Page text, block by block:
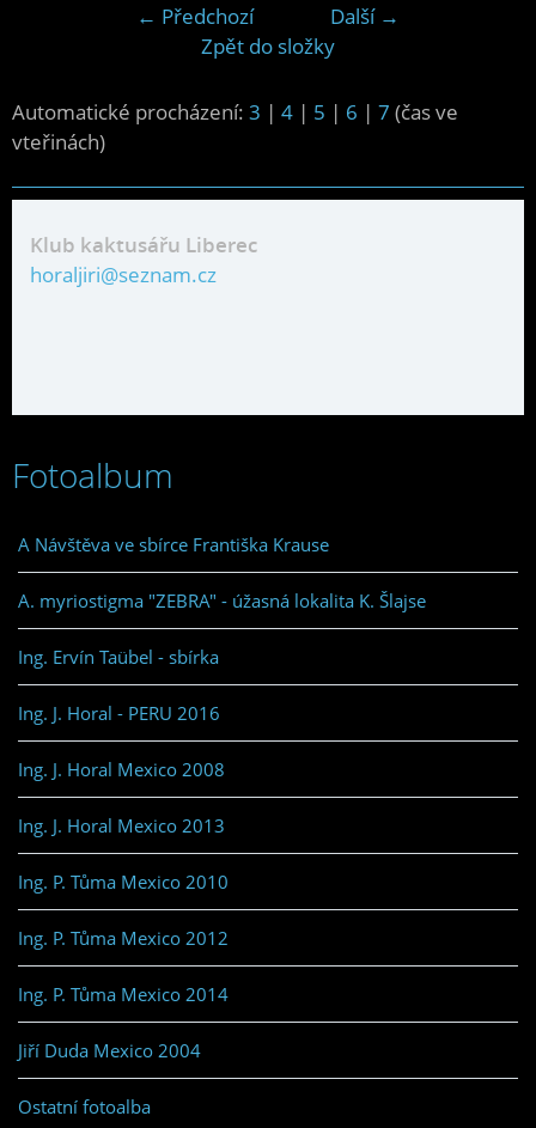
← Předchozí
Další →
Zpět do složky
Automatické procházení: 3 | 4 | 5 | 6 | 7 (čas ve
vteřinách)
Klub kaktusářu Liberec
horaljiri@seznam.cz
Fotoalbum
A Návštěva ve sbírce Františka Krause
A. myriostigma "ZEBRA" - úžasná lokalita K. Šlajse
Ing. Ervín Taübel - sbírka
Ing. J. Horal - PERU 2016
Ing. J. Horal Mexico 2008
Ing. J. Horal Mexico 2013
Ing. P. Tůma Mexico 2010
Ing. P. Tůma Mexico 2012
Ing. P. Tůma Mexico 2014
Jiří Duda Mexico 2004
Ostatní fotoalba